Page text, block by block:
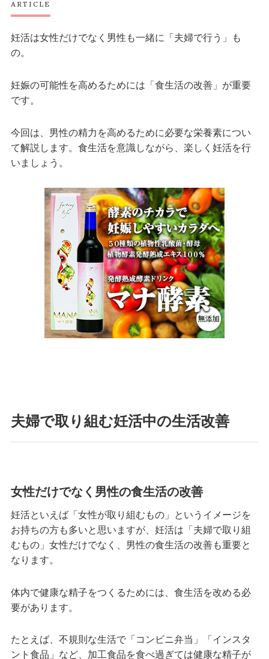
ARTICLE
妊活は女性だけでなく男性も一緒に「夫婦で行う」も
の。
妊娠の可能性を高めるためには「食生活の改善」が重要
です。
今回は、男性の精力を高めるために必要な栄養素につい
て解説します。食生活を意識しながら、楽しく妊活を行
いましょう。
夫婦で取り組む妊活中の生活改善
女性だけでなく男性の食生活の改善
妊活といえば「女性が取り組むもの」というイメージを
お持ちの方も多いと思いますが、妊活は「夫婦で取り組
むもの」女性だけでなく、男性の食生活の改善も重要と
なります。
体内で健康な精子をつくるためには、食生活を改める必
要があります。
たとえば、不規則な生活で「コンビニ弁当」「インスタ
ント食品」など、加工食品を食べ過ぎては健康な精子が